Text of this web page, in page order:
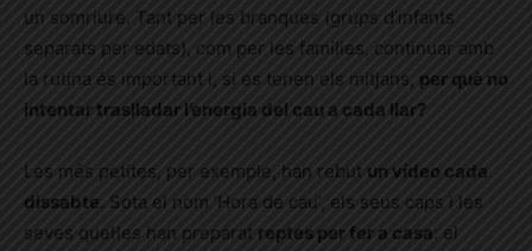
un somriure. Tant per les branques (grups d’infants
separats per edats), com per les famílies, continuar amb
la rutina és important i, si es tenen els mitjans, per què no
intentar traslladar l’energia del cau a cada llar?
Les més petites, per exemple, han rebut un vídeo cada
dissabte. Sota el nom ‘Hora de cau’, els seus caps i les
seves quel·les han preparat reptes per fer a casa: el